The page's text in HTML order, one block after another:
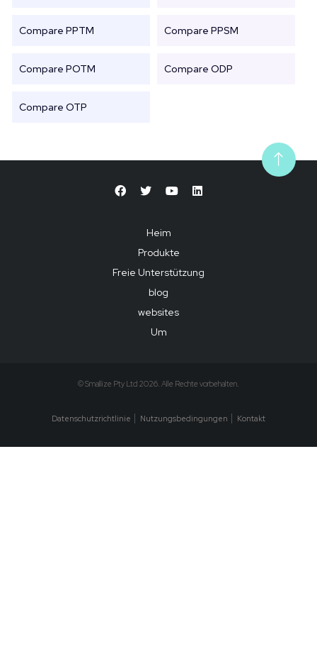
Compare PPTM Compare PPSM
Compare POTM Compare ODP
Compare OTP
Heim
Produkte
Freie Unterstützung
blog
websites
Um
© Smallize Pty Ltd 2026. Alle Rechte vorbehalten.
Datenschutzrichtlinie Nutzungsbedingungen Kontakt